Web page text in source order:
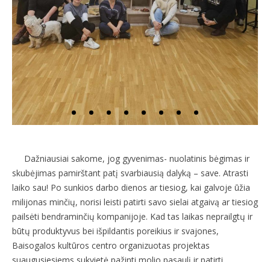
Dažniausiai sakome, jog gyvenimas- nuolatinis bėgimas ir
skubėjimas pamirštant patį svarbiausią dalyką – save. Atrasti
laiko sau! Po sunkios darbo dienos ar tiesiog, kai galvoje ūžia
milijonas minčių, norisi leisti patirti savo sielai atgaivą ar tiesiog
pailsėti bendraminčių kompanijoje. Kad tas laikas neprailgtų ir
būtų produktyvus bei išpildantis poreikius ir svajones,
Baisogalos kultūros centro organizuotas projektas